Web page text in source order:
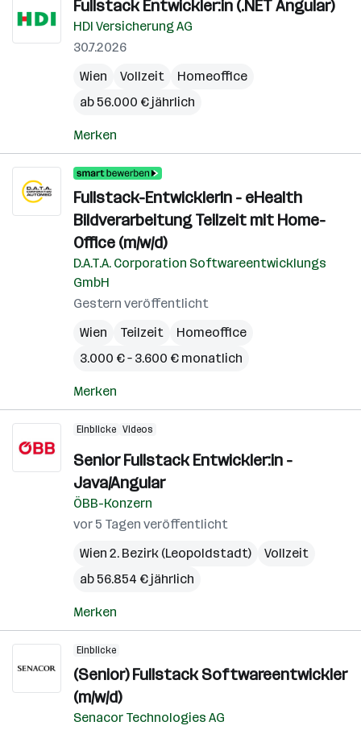
Fullstack Entwickler:in (.NET Angular)
HDI Versicherung AG
30.7.2026
Wien
Vollzeit
Homeoffice
ab 56.000 € jährlich
Merken
Fullstack-EntwicklerIn - eHealth
Bildverarbeitung Teilzeit mit Home-
Office (m/w/d)
D.A.T.A. Corporation Softwareentwicklungs
GmbH
Gestern veröffentlicht
Wien
Teilzeit
Homeoffice
3.000 € – 3.600 € monatlich
Merken
Einblicke Videos
Senior Fullstack Entwickler:in -
Java/Angular
ÖBB-Konzern
vor 5 Tagen veröffentlicht
Wien 2. Bezirk (Leopoldstadt)
Vollzeit
ab 56.854 € jährlich
Merken
Einblicke
(Senior) Fullstack Softwareentwickler
(m/w/d)
Senacor Technologies AG